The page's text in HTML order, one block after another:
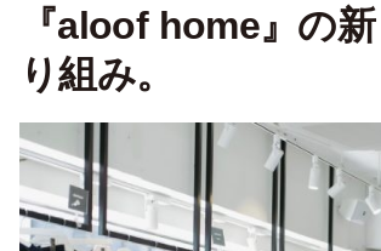
『aloof home』の
り組み。